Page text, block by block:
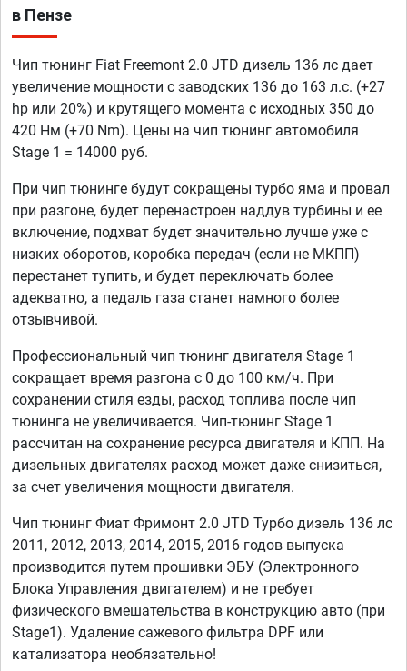
в Пензе
Чип тюнинг Fiat Freemont 2.0 JTD дизель 136 лс дает
увеличение мощности с заводских 136 до 163 л.с. (+27
hp или 20%) и крутящего момента с исходных 350 до
420 Нм (+70 Nm). Цены на чип тюнинг автомобиля
Stage 1 = 14000 руб.
При чип тюнинге будут сокращены турбо яма и провал
при разгоне, будет перенастроен наддув турбины и ее
включение, подхват будет значительно лучше уже с
низких оборотов, коробка передач (если не МКПП)
перестанет тупить, и будет переключать более
адекватно, а педаль газа станет намного более
отзывчивой.
Профессиональный чип тюнинг двигателя Stage 1
сокращает время разгона с 0 до 100 км/ч. При
сохранении стиля езды, расход топлива после чип
тюнинга не увеличивается. Чип-тюнинг Stage 1
рассчитан на сохранение ресурса двигателя и КПП. На
дизельных двигателях расход может даже снизиться,
за счет увеличения мощности двигателя.
Чип тюнинг Фиат Фримонт 2.0 JTD Турбо дизель 136 лс
2011, 2012, 2013, 2014, 2015, 2016 годов выпуска
производится путем прошивки ЭБУ (Электронного
Блока Управления двигателем) и не требует
физического вмешательства в конструкцию авто (при
Stage1). Удаление сажевого фильтра DPF или
катализатора необязательно!